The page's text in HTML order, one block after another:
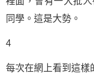
同學。這是大勢。
4
每次在網上看到這樣